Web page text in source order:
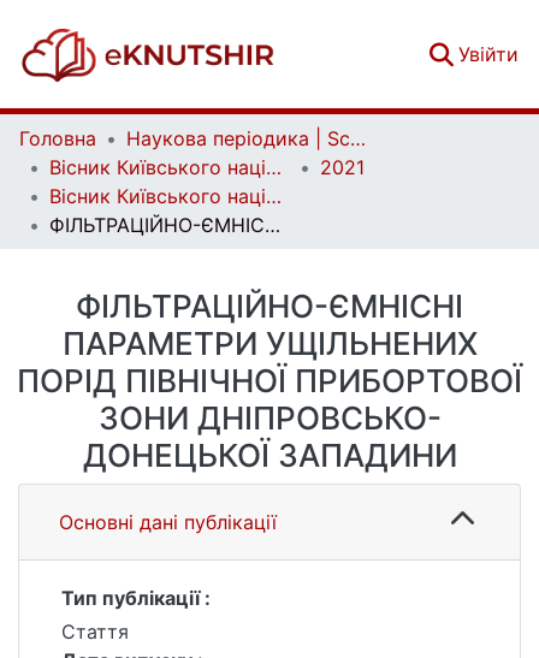
Увійти
Головна
Наукова періодика | Scientific periodicals
Вісник Київського національного університету імені Тараса Шевченка. Геологія | Visnyk of Taras Shevchenko National University of Kyiv. Geology
2021
Вісник Київського національного університету імені Тараса Шевченка. Геологія. 3(94)
ФІЛЬТРАЦІЙНО-ЄМНІСНІ ПАРАМЕТРИ УЩІЛЬНЕНИХ ПОРІД ПІВНІЧНОЇ ПРИБОРТОВОЇ ЗОНИ ДНІПРОВСЬКО-ДОНЕЦЬКОЇ ЗАПАДИНИ
ФІЛЬТРАЦІЙНО-ЄМНІСНІ
ПАРАМЕТРИ УЩІЛЬНЕНИХ
ПОРІД ПІВНІЧНОЇ ПРИБОРТОВОЇ
ЗОНИ ДНІПРОВСЬКО-
ДОНЕЦЬКОЇ ЗАПАДИНИ
Основні дані публікації
Тип публікації :
Стаття